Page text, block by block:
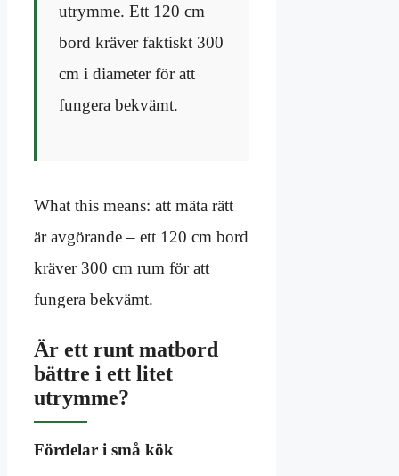
utrymme. Ett 120 cm
bord kräver faktiskt 300
cm i diameter för att
fungera bekvämt.
What this means: att mäta rätt
är avgörande – ett 120 cm bord
kräver 300 cm rum för att
fungera bekvämt.
Är ett runt matbord
bättre i ett litet
utrymme?
Fördelar i små kök